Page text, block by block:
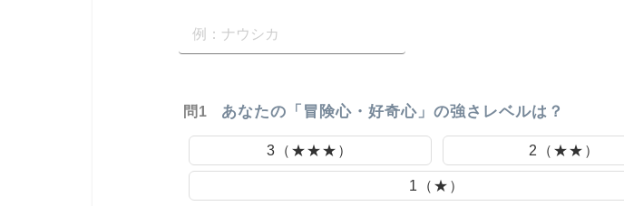
問1 あなたの「冒険心・好奇心」の強さレベルは？
3（★★★） 2（★★）
1（★）